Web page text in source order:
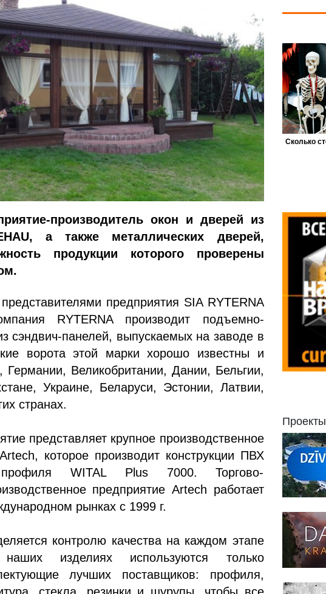
производитель окон и дверей из
, а также металлических дверей,
продукции которого проверены
предприятия SIA RYTERNA
RYTERNA производит подъемно-
сэндвич-панелей, выпускаемых на заводе в
ворота этой марки хорошо известны и
Германии, Великобритании, Дании, Бельгии,
Украине, Беларуси, Эстонии, Латвии,
странах.
представляет крупное производственное
которое производит конструкции ПВХ
WITAL Plus 7000. Торгово-
предприятие Artech работает
рынках с 1999 г.
контролю качества на каждом этапе
изделиях используются только
лучших поставщиков: профиля,
Проекты